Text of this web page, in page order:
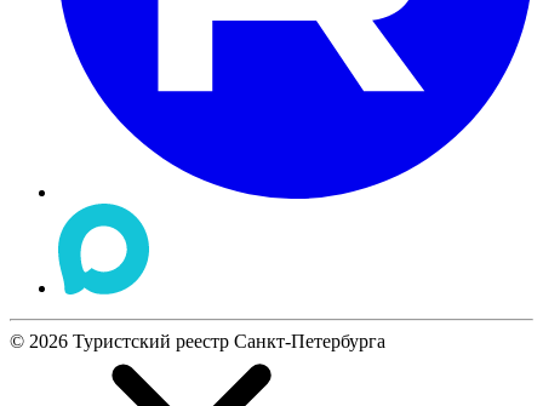
© 2026 Туристский реестр Санкт-Петербурга